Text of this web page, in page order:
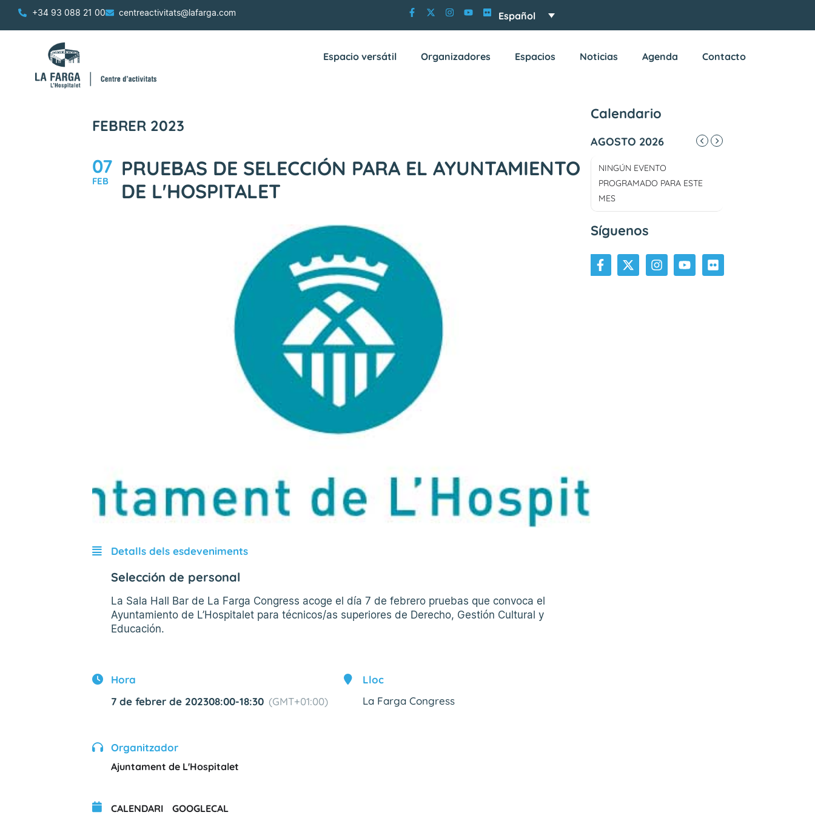
+34 93 088 21 00 centreactivitats@lafarga.com Español
Espacio versátil Organizadores Espacios Noticias Agenda Contacto
FEBRER 2023
07
FEB
PRUEBAS DE SELECCIÓN PARA EL AYUNTAMIENTO
DE L'HOSPITALET
Detalls dels esdeveniments
Selección de personal
La Sala Hall Bar de La Farga Congress acoge el día 7 de febrero pruebas que convoca el
Ayuntamiento de L’Hospitalet para técnicos/as superiores de Derecho, Gestión Cultural y
Educación.
Hora
7 de febrer de 202308:00-18:30 (GMT+01:00)
Lloc
La Farga Congress
Organitzador
Ajuntament de L'Hospitalet
CALENDARI GOOGLECAL
Calendario
AGOSTO 2026
NINGÚN EVENTO
PROGRAMADO PARA ESTE
MES
Síguenos